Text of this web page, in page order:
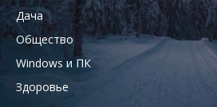
Дача
Общество
Windows и ПК
Здоровье